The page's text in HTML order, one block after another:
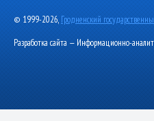
© 1999-2026, Гродненский
Разработка сайта — Информационно-